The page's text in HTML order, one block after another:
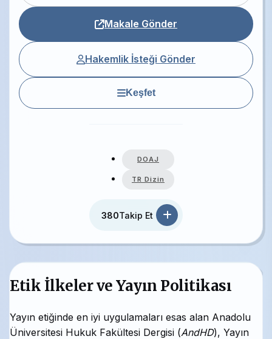
Makale Gönder
Hakemlik İsteği Gönder
Keşfet
DOAJ
TR Dizin
380Takip Et
Etik İlkeler ve Yayın Politikası
Yayın etiğinde en iyi uygulamaları esas alan Anadolu
Üniversitesi Hukuk Fakültesi Dergisi (AndHD), Yayın